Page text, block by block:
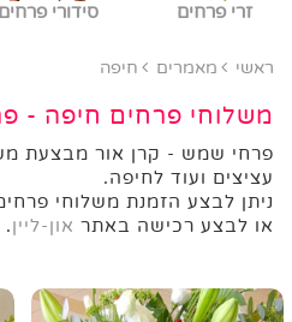
זרי פרחים סידורי פרחים
ראשי מאמרים חיפה
משלוחי פרחים חיפה -
פרחי שמש - קרן אור מבצעת
עציצים ועוד לחיפה.
ניתן לבצע הזמנת משלוחי
או לבצע רכישה באתר און-ליין.